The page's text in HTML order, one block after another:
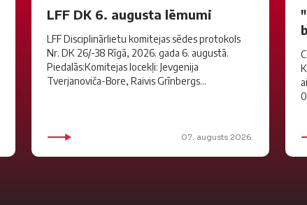
LFF DK 6. augusta lēmumi
LFF Disciplinārlietu komitejas sēdes protokols
Nr. DK 26/-38 Rīgā, 2026. gada 6. augustā.
Piedalās:Komitejas locekļi: Jevgenija
Tverjanoviča-Bore, Raivis Grīnbergs...
07. augusts 2026.